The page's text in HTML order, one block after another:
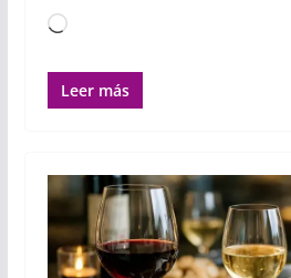
Cargando...
Leer más